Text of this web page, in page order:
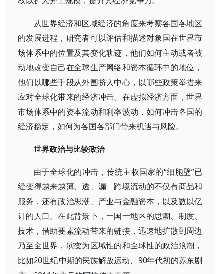
从世界经济和区域经济的角度来考察各国各地区
的发展进程，研究者可以评估和描述对象国在世界市
场体系中的位置及其变化轨迹，他们如何主动或者被
动地改变自己在全球生产网络和资本循环中的地位，
他们以哪些手段从外围挤入中心，以哪些政策举措来
应对全球化带来的经济冲击。在虚拟经济方面，世界
市场体系中的资本流动和利率波动，如何冲击各国的
经济稳定，如何为各国各部门带来机遇与风险。
世界政治与比较政治
由于全球化的冲击，传统主权国家的“细胞壁”已
经变得越来越薄、透、漏，跨境流动的不仅有商品和
服务，还有政治思潮、产业与金融资本，以及数以亿
计的人口。在此背景下，一国一地区的思潮、制度、
技术，借助要素流动带来的链接，迅速地扩散到周边
乃至全世界，演变为区域性的和全球性的政治浪潮，
比如20世纪中期的民族解放运动、90年代初的苏东剧